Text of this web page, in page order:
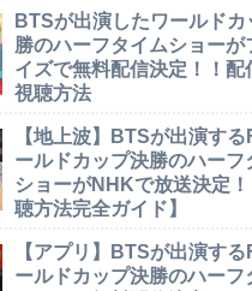
BTSが出演したワールドカ
勝のハーフタイムショーが
イズで無料配信決定！！配
視聴方法
【地上波】BTSが出演する
ールドカップ決勝のハーフ
ショーがNHKで放送決定
聴方法完全ガイド】
【アプリ】BTSが出演する
ールドカップ決勝のハーフ